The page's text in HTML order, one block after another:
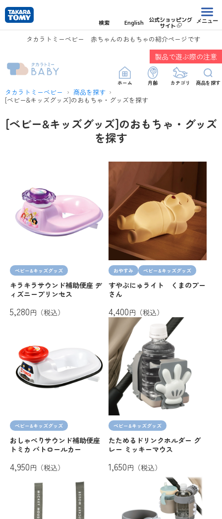
検索 English 公式ショッピング
サイト
メニュー
タカラトミーベビー 赤ちゃんのおもちゃの紹介ページです
製品で遊ぶ際の注意
ホーム 月齢 カテゴリ 商品を探す
タカラトミーベビー
商品を探す
[ベビー&キッズグッズ]のおもちゃ・グッズを探す
[ベビー&キッズグッズ]のおもちゃ・グッズ
を探す
ベビー&キッズグッズ
キラキラサウンド補助便座 デ
ィズニープリンセス
5,280円（税込）
おやすみ ベビー&キッズグッズ
すやぷにゅライト くまのプー
さん
4,400円（税込）
ベビー&キッズグッズ
おしゃべりサウンド補助便座
トミカ パトロールカー
4,950円（税込）
ベビー&キッズグッズ
たためるドリンクホルダー グ
レー ミッキーマウス
1,650円（税込）